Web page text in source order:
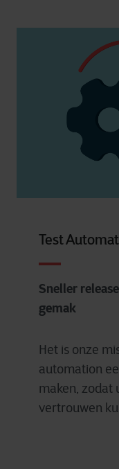
Test
Sneller
gemak
Het is onze
automation
maken, zodat
vertrouwen